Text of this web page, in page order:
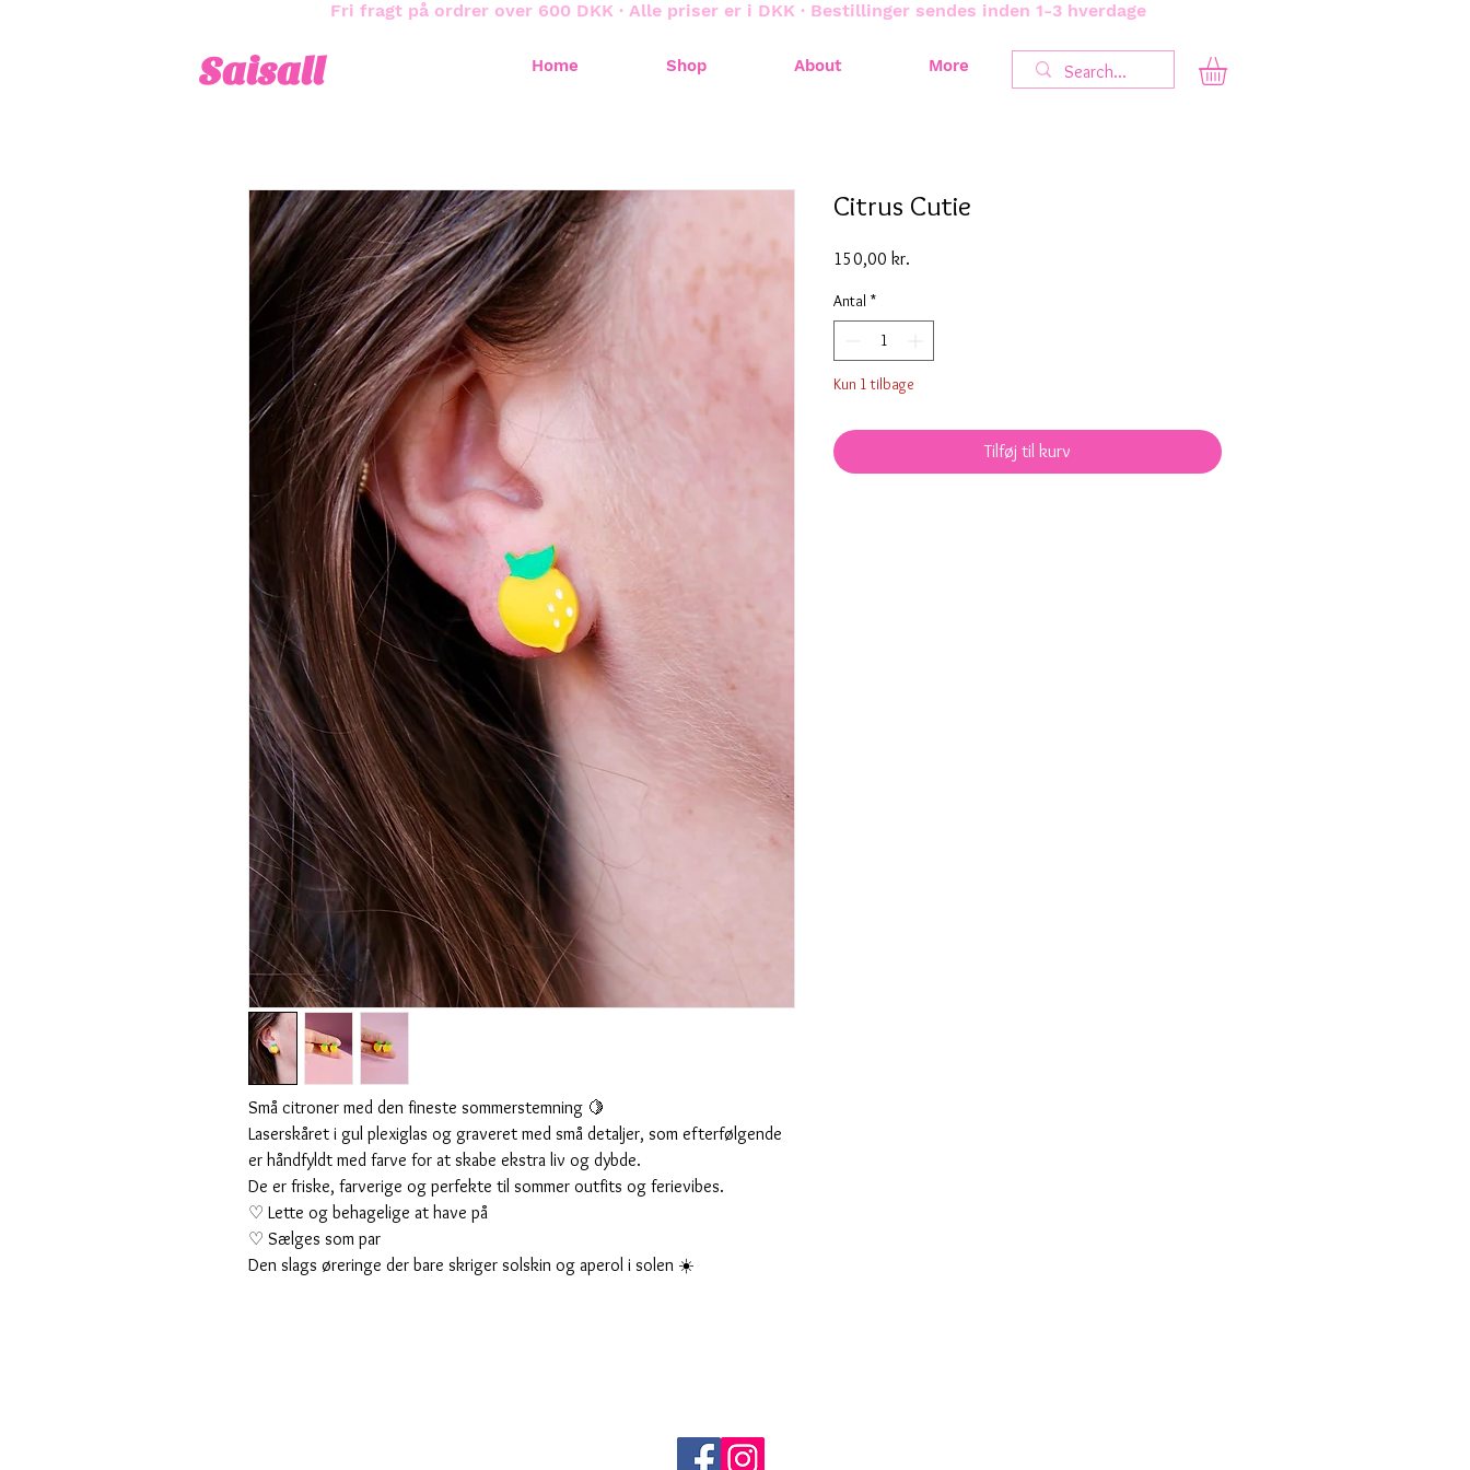
Fri fragt på ordrer over 600 DKK · Alle priser er i DKK · Bestillinger sendes inden 1-3 hverdage
Saisall Home Shop About More
Små citroner med den fineste sommerstemning 🍋
Laserskåret i gul plexiglas og graveret med små detaljer, som efterfølgende
er håndfyldt med farve for at skabe ekstra liv og dybde.
De er friske, farverige og perfekte til sommer outfits og ferievibes.
♡ Lette og behagelige at have på
♡ Sælges som par
Den slags øreringe der bare skriger solskin og aperol i solen ☀️
Citrus Cutie
150,00 kr.
Antal *
Kun 1 tilbage
Tilføj til kurv